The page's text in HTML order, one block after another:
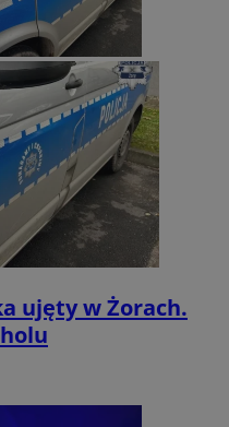
ujęty w Żorach.